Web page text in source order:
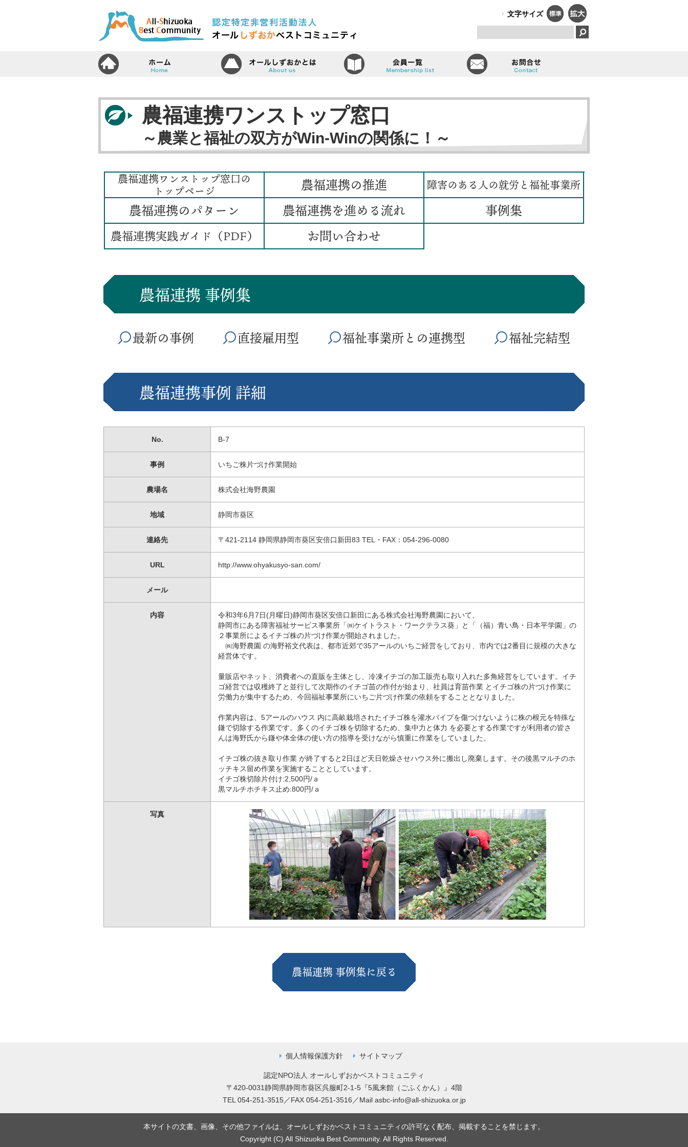
認定特定非営利活動法人（NPO法人）オールしずおかは、障害のある人のはたらく笑顔で、福祉と
文字サイズ
ホーム オールしずおかベストコミュニティとは会員一覧
農福連携ワンストップ窓口
～農業と福祉の双方がWin-Winの関係に！～
農福連携ワンストップ窓口の
トップページ
農福連携の推進 障害のある人の就労と福祉事業所
農福連携のパターン 農福連携を進める流れ 事例集
農福連携実践ガイド（PDF） お問い合わせ
農福連携 事例集
最新の事例 直接雇用型 福祉事業所との連携型 福祉完結型
農福連携事例 詳細
No. B-7
事例 いちご株片づけ作業開始
農場名 株式会社海野農園
地域 静岡市葵区
連絡先 〒421-2114 静岡県静岡市葵区安倍口新田83 TEL・FAX：054-296-0080
URL http://www.ohyakusyo-san.com/
メール
内容
令和3年6月7日(月曜日)静岡市葵区安倍口新田にある株式会社海野農園において、
静岡市にある障害福祉サービス事業所「㈱ケイトラスト・ワークテラス葵」と「（福）青い鳥・日本平学園」の
２事業所によるイチゴ株の片づけ作業が開始されました。
㈱海野農園 の海野裕文代表は、都市近郊で35アールのいちご経営をしており、市内では2番目に規模の大きな
経営体です。
量販店やネット、消費者への直販を主体とし、冷凍イチゴの加工販売も取り入れた多角経営をしています。イチ
ゴ経営では収穫終了と並行して次期作のイチゴ苗の作付が始まり、社員は育苗作業 とイチゴ株の片づけ作業に
労働力が集中するため、今回福祉事業所にいちご片づけ作業の依頼をすることとなりました。
作業内容は、5アールのハウス 内に高畝栽培されたイチゴ株を灌水パイプを傷つけないように株の根元を特殊な
鎌で切除する作業です。多くのイチゴ株を切除するため、集中力と体力 を必要とする作業ですが利用者の皆さ
んは海野氏から鎌や体全体の使い方の指導を受けながら慎重に作業をしていました。
イチゴ株の抜き取り作業 が終了すると2日ほど天日乾燥させハウス外に搬出し廃棄します。その後黒マルチのホ
ッチキス留め作業を実施することとしています。
イチゴ株切除片付け:2,500円/ａ
黒マルチホチキス止め:800円/ａ
写真
農福連携 事例集に戻る
個人情報保護方針 サイトマップ
認定NPO法人 オールしずおかベストコミュニティ
〒420-0031静岡県静岡市葵区呉服町2-1-5『5風来館（ごふくかん）』4階
TEL 054-251-3515／FAX 054-251-3516／Mail asbc-info@all-shizuoka.or.jp
本サイトの文書、画像、その他ファイルは、オールしずおかベストコミュニティの許可なく配布、掲載することを禁じます。
Copyright (C) All Shizuoka Best Community. All Rights Reserved.